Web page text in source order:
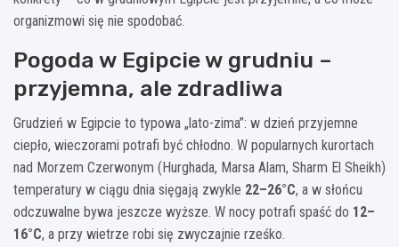
organizmowi się nie spodobać.
Pogoda w Egipcie w grudniu –
przyjemna, ale zdradliwa
Grudzień w Egipcie to typowa „lato-zima”: w dzień przyjemne
ciepło, wieczorami potrafi być chłodno. W popularnych kurortach
nad Morzem Czerwonym (Hurghada, Marsa Alam, Sharm El Sheikh)
temperatury w ciągu dnia sięgają zwykle 22–26°C, a w słońcu
odczuwalne bywa jeszcze wyższe. W nocy potrafi spaść do 12–
16°C, a przy wietrze robi się zwyczajnie rześko.